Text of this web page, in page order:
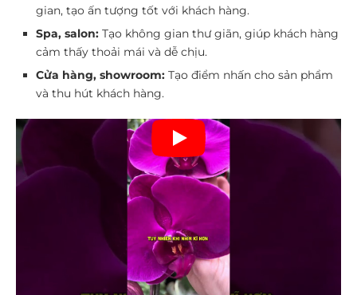
gian, tạo ấn tượng tốt với khách hàng.
Spa, salon: Tạo không gian thư giãn, giúp khách hàng
cảm thấy thoải mái và dễ chịu.
Cửa hàng, showroom: Tạo điểm nhấn cho sản phẩm
và thu hút khách hàng.